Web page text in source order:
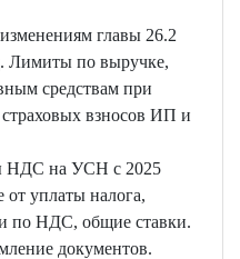
главы 26.2
Лимиты по выручке,
средствам при
взносов ИП и
НДС на УСН с 2025
от уплаты налога,
по НДС, общие ставки.
документов.